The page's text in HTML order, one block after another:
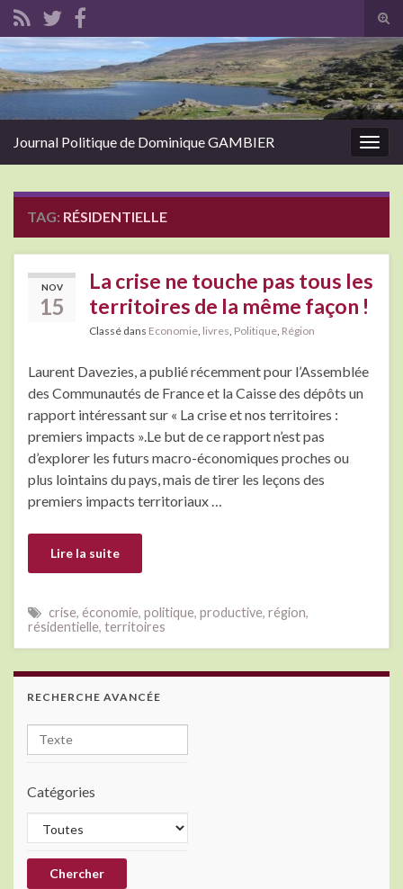
Search for:
Journal Politique de Dominique GAMBIER
TAG: RÉSIDENTIELLE
NOV
15
La crise ne touche pas tous les
territoires de la même façon !
Classé dans Economie livres Politique Région
Laurent Davezies, a publié récemment pour l’Assemblée
des Communautés de France et la Caisse des dépôts un
rapport intéressant sur « La crise et nos territoires :
premiers impacts ».Le but de ce rapport n’est pas
d’explorer les futurs macro-économiques proches ou
plus lointains du pays, mais de tirer les leçons des
premiers impacts territoriaux …
Lire la suite
crise, économie, politique, productive, région,
résidentielle, territoires
RECHERCHE AVANCÉE
Catégories